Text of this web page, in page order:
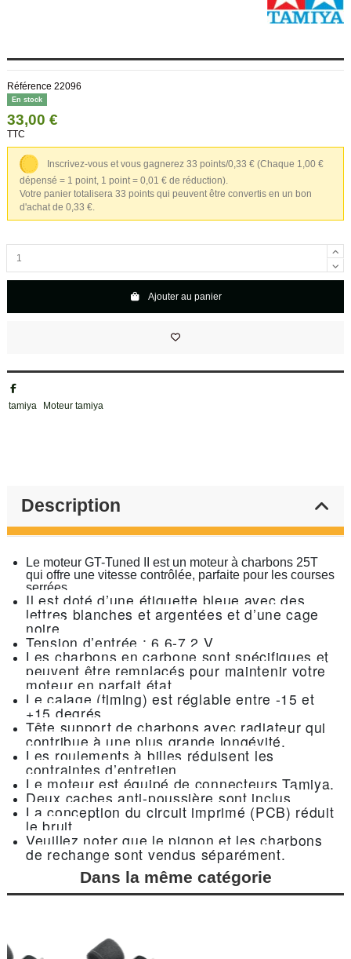
Référence 22096
En stock
33,00 €
TTC
Inscrivez-vous et vous gagnerez 33 points/0,33 € (Chaque 1,00 €
dépensé = 1 point, 1 point = 0,01 € de réduction).
Votre panier totalisera 33 points qui peuvent être convertis en un bon
d'achat de 0,33 €.
Ajouter au panier
tamiya Moteur tamiya
Description
Le moteur GT-Tuned II est un moteur à charbons 25T
qui offre une vitesse contrôlée, parfaite pour les courses
serrées.
Il est doté d’une étiquette bleue avec des
lettres blanches et argentées et d’une cage
noire.
Tension d’entrée : 6,6-7,2 V.
Les charbons en carbone sont spécifiques et
peuvent être remplacés pour maintenir votre
moteur en parfait état.
Le calage (timing) est réglable entre -15 et
+15 degrés.
Tête support de charbons avec radiateur qui
contribue à une plus grande longévité.
Les roulements à billes réduisent les
contraintes d’entretien.
Le moteur est équipé de connecteurs Tamiya.
Deux caches anti-poussière sont inclus.
La conception du circuit imprimé (PCB) réduit
le bruit.
Veuillez noter que le pignon et les charbons
de rechange sont vendus séparément.
Dans la même catégorie